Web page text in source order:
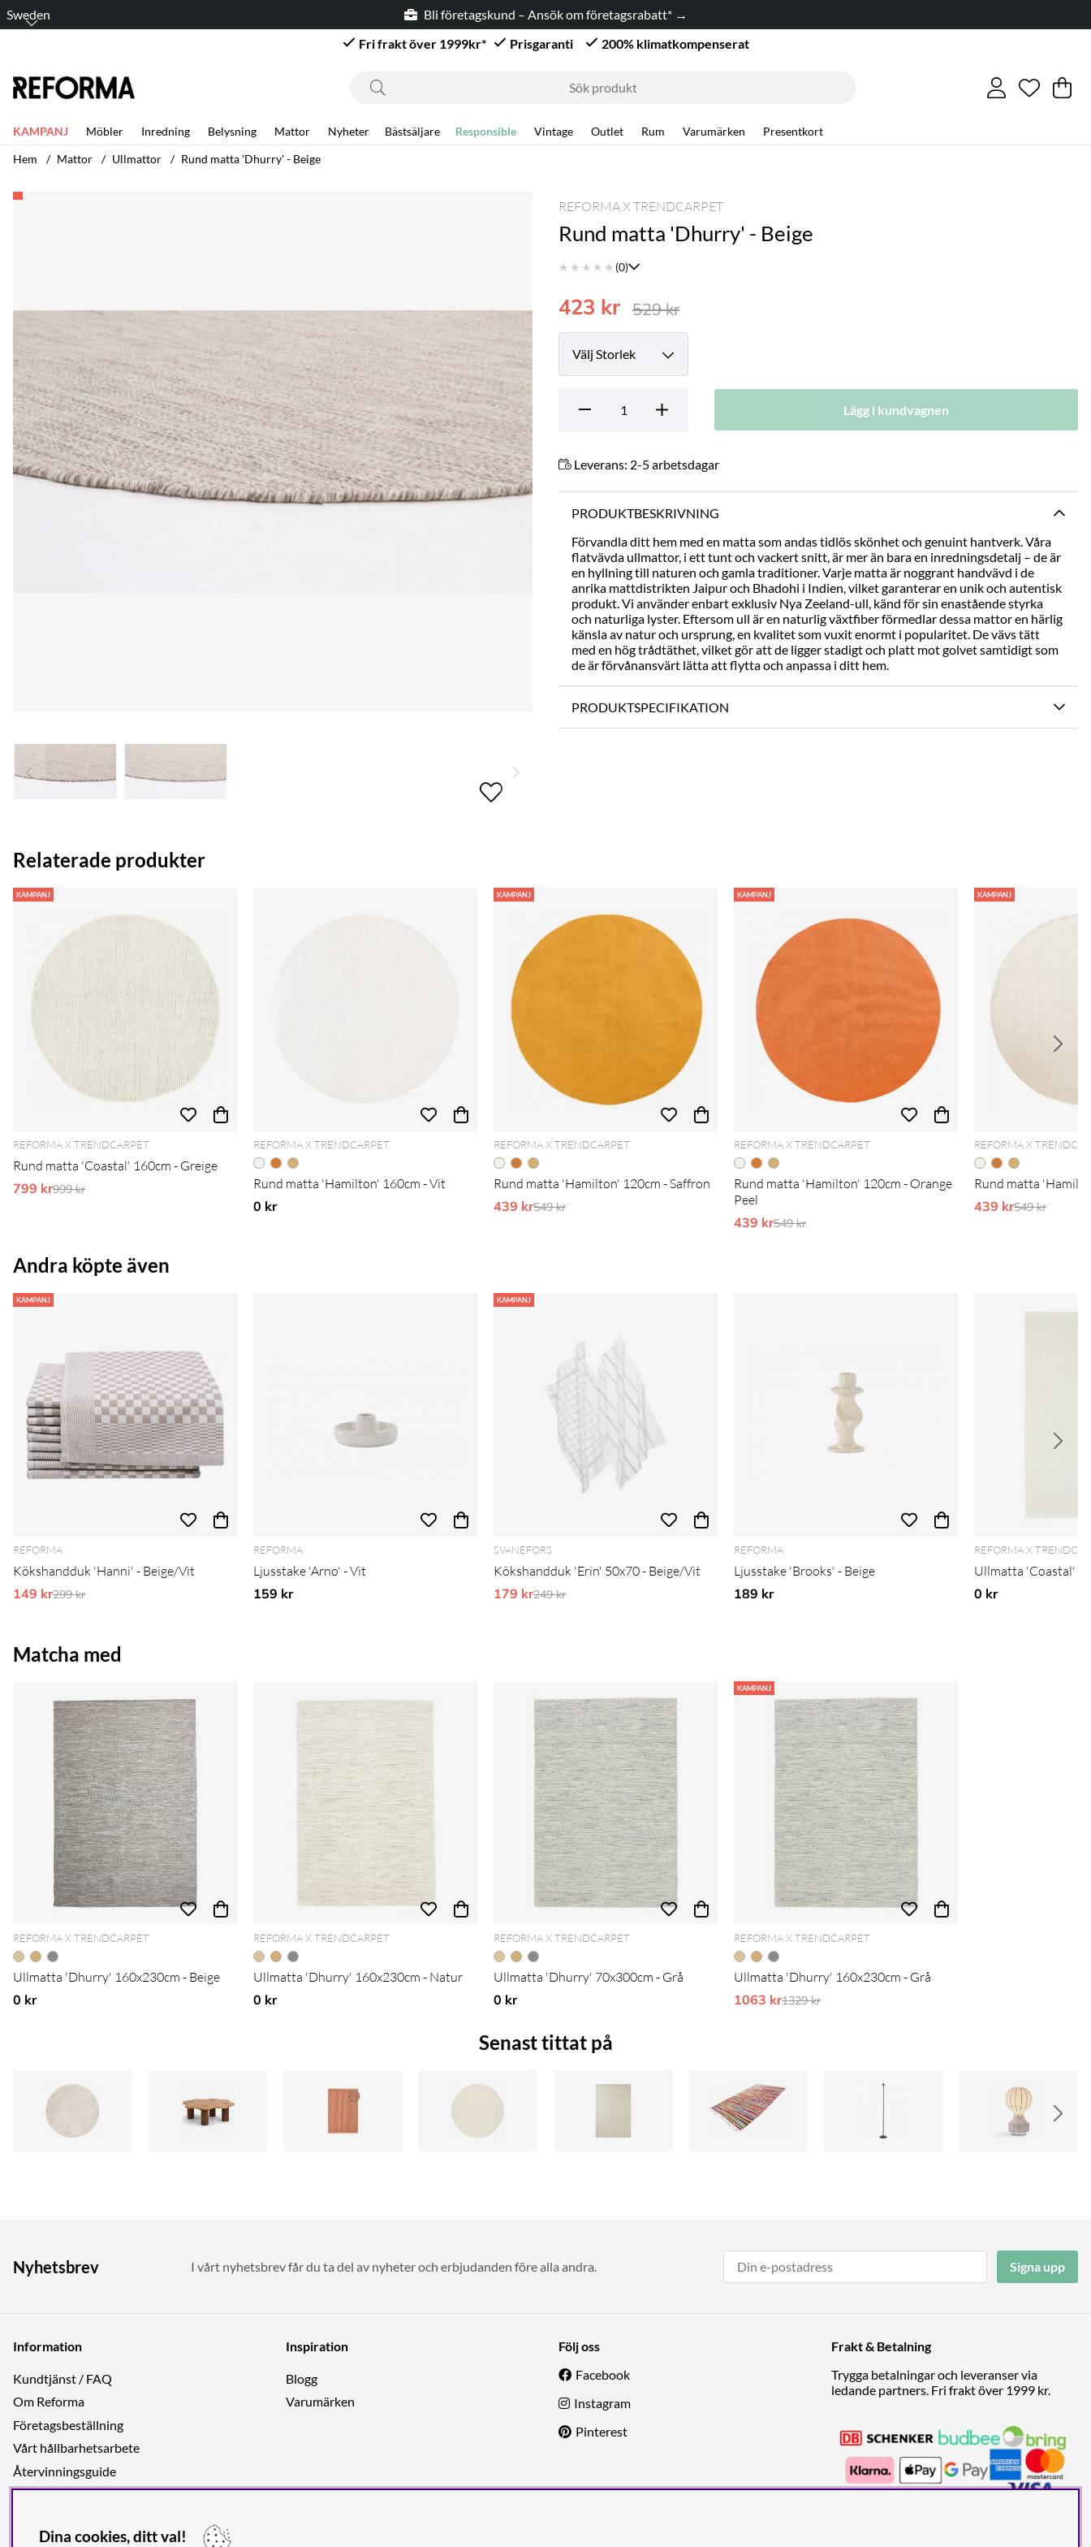
Sweden
Bli företagskund – Ansök om företagsrabatt* →
Fri frakt över 1999kr*
Prisgaranti 200% klimatkompenserat
Antal i
. .
KAMPANJ Möbler Inredning Belysning Mattor Nyheter Bästsäljare Responsible Vintage Outlet Rum Varumärken
Presentkort
Hem
Mattor Ullmattor Rund matta 'Dhurry' - Beige
Produktbilder Rund matta 'Dhurry' - Beige REFORMA X TRENDCARPET
Rund matta 'Dhurry' - Beige
★ ★ ★ ★ ★ (0)
529kr
423 kr
Antal Lägg i kundvagnen
Leverans: 2-5 arbetsdagar
PRODUKTBESKRIVNING
Förvandla ditt hem med en matta som andas tidlös skönhet och genuint hantverk. Våra
flatvävda ullmattor, i ett tunt och vackert snitt, är mer än bara en inredningsdetalj – de är
en hyllning till naturen och gamla traditioner. Varje matta är noggrant handvävd i de
anrika mattdistrikten Jaipur och Bhadohi i Indien, vilket garanterar en unik och autentisk
produkt. Vi använder enbart exklusiv Nya Zeeland-ull, känd för sin enastående styrka
och naturliga lyster. Eftersom ull är en naturlig växtfiber förmedlar dessa mattor en härlig
känsla av natur och ursprung, en kvalitet som vuxit enormt i popularitet. De vävs tätt
med en hög trådtäthet, vilket gör att de ligger stadigt och platt mot golvet samtidigt som
de är förvånansvärt lätta att flytta och anpassa i ditt hem.
PRODUKTSPECIFIKATION
Relaterade produkter
KAMPANJ
REFORMA X TRENDCARPET
Rund matta 'Coastal' 160cm - Greige
799 krOrdinarie pris:
999 kr
REFORMA X TRENDCARPET
Rund matta 'Hamilton' 160cm - Vit
0 kr
KAMPANJ
REFORMA X TRENDCARPET
Rund matta 'Hamilton' 120cm - Saffron
439 krOrdinarie pris:
549 kr
KAMPANJ
REFORMA X TRENDCARPET
Rund matta 'Hamilton' 120cm - Orange
Peel
439 krOrdinarie pris:
549 kr
KAMPANJ
REFORMA X
Rund matta
439 krOrdinarie
549 kr
Andra köpte även
KAMPANJ
REFORMA
Kökshandduk 'Hanni' - Beige/Vit
149 krOrdinarie pris:
299 kr
REFORMA
Ljusstake 'Arno' - Vit
159 kr
KAMPANJ
SVANEFORS
Kökshandduk 'Erin' 50x70 - Beige/Vit
179 krOrdinarie pris:
249 kr
REFORMA
Ljusstake 'Brooks' - Beige
189 kr
REFORMA X
Ullmatta 'Coastal'
0 kr
Matcha med
REFORMA X TRENDCARPET
Ullmatta 'Dhurry' 160x230cm - Beige
0 kr
REFORMA X TRENDCARPET
Ullmatta 'Dhurry' 160x230cm - Natur
0 kr
REFORMA X TRENDCARPET
Ullmatta 'Dhurry' 70x300cm - Grå
0 kr
KAMPANJ
REFORMA X TRENDCARPET
Ullmatta 'Dhurry' 160x230cm - Grå
1063 krOrdinarie pris:
1329 kr
Senast tittat på
Nyhetsbrev I vårt nyhetsbrev får du ta del av nyheter och erbjudanden före alla andra. Signa upp
Information
Kundtjänst / FAQ
Om Reforma
Företagsbeställning
Vårt hållbarhetsarbete
Återvinningsguide
Integritetspolicy
Inspiration
Blogg
Varumärken
Följ oss
Facebook
Instagram
Pinterest
Frakt & Betalning
Trygga betalningar och leveranser via
ledande partners. Fri frakt över 1999 kr.
Dina cookies, ditt val!